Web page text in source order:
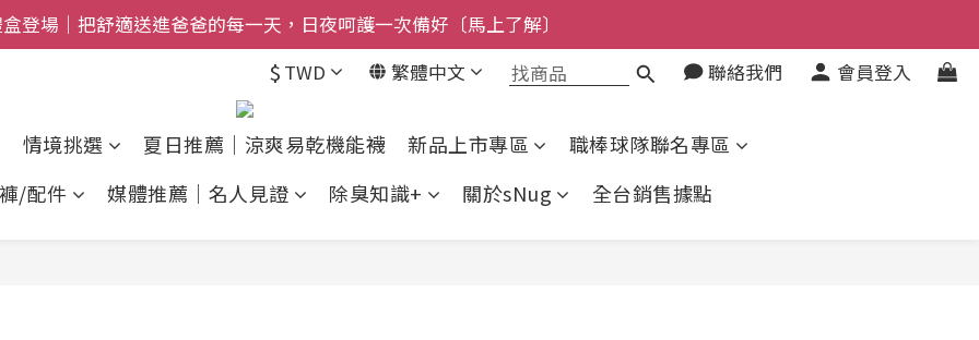
免運｜任搭８折起｜滿額再送新品-悠哉斑馬襪〔立即了解〕
登場｜把舒適送進爸爸的每一天，日夜呵護一次備好〔馬上了解〕
免運｜任搭８折起｜滿額再送新品-悠哉斑馬襪〔立即了解〕
$ TWD 繁體中文 聯絡我們 會員登入
情境挑選 夏日推薦｜涼爽易乾機能襪 新品上市專區
職棒球隊聯名專區
/配件
媒體推薦｜名人見證 除臭知識+ 關於sNug 全台銷售據點